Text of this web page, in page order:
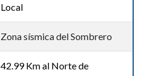
Local
Zona sísmica del Sombrero
42.99 Km al Norte de